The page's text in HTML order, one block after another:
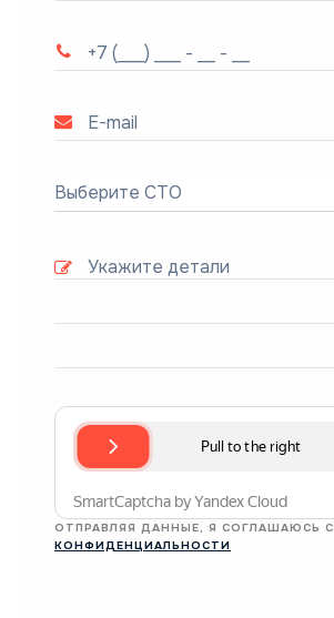
Выберите СТО
ОТПРАВЛЯЯ ДАННЫЕ, Я СОГЛАШАЮСЬ С
КОНФИДЕНЦИАЛЬНОСТИ